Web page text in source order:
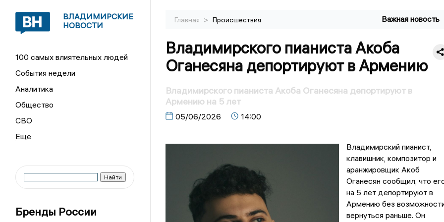
ВЛАДИМИРСКИЕ
НОВОСТИ
100 самых влиятельных людей
События недели
Аналитика
Общество
СВО
Бренды России
Главная > Происшествия Важная новость
Владимирского пианиста Акоба
Оганесяна депортируют в Армению
Владимирского пианиста Акоба Оганесяна депортируют в
Армению на 5 лет
05/06/2026 14:00
Владимирский пианист,
клавишник, композитор и
аранжировщик Акоб
Оганесян сообщил, что
на 5 лет депортируют в
Армению без
вернуться раньше. Он